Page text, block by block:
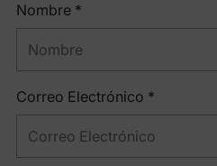
Nombre *
Correo Electrónico *